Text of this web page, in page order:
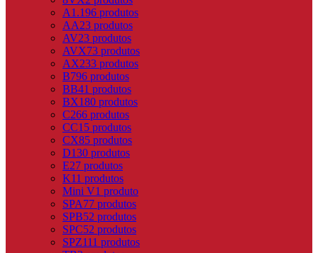
A1.196 produtos
AA23 produtos
AV23 produtos
AVX73 produtos
AX233 produtos
B796 produtos
BB41 produtos
BX180 produtos
C266 produtos
CC15 produtos
CX85 produtos
D130 produtos
E27 produtos
K11 produtos
Mini V1 produto
SPA77 produtos
SPB52 produtos
SPC52 produtos
SPZ111 produtos